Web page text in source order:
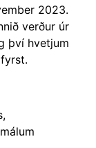
2023.
verður úr
því hvetjum